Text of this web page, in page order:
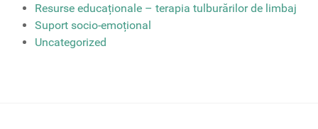
Resurse educaționale – terapia tulburărilor de limbaj
Suport socio-emoțional
Uncategorized